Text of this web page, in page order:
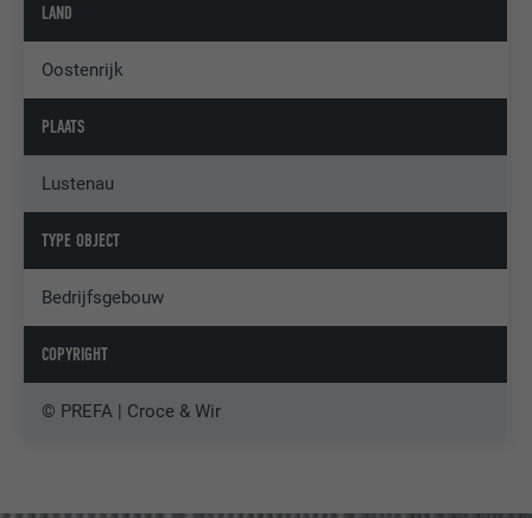
LAND
Oostenrijk
PLAATS
Lustenau
TYPE OBJECT
Bedrijfsgebouw
COPYRIGHT
© PREFA | Croce & Wir